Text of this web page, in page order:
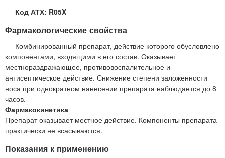
Код АТХ: R05X
Фармакологические свойства
Комбинированный препарат, действие которого обусловлено
компонентами, входящими в его состав. Оказывает
местнораздражающее, противовоспалительное и
антисептическое действие. Снижение степени заложенности
носа при однократном нанесении препарата наблюдается до 8
часов.
Фармакокинетика
Препарат оказывает местное действие. Компоненты препарата
практически не всасываются.
Показания к применению